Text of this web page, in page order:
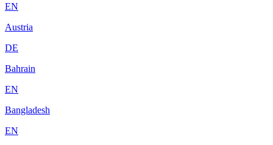
EN
Austria
DE
Bahrain
EN
Bangladesh
EN